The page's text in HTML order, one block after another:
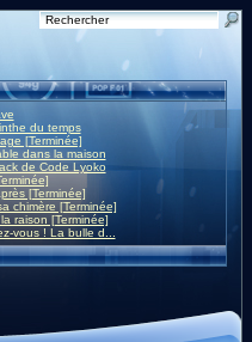
du temps
[Terminée]
dans la maison
de Code Lyoko
[Terminée]
chimère [Terminée]
raison [Terminée]
vous ! La bulle d...